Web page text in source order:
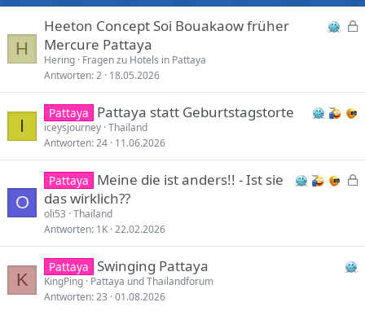
H
e
Heeton Concept Soi Bouakaow früher
Mercure Pattaya
Hering Fragen zu Hotels in Pattaya
Antworten 2 18.05.2026
I
Pattaya Pattaya statt Geburtstagstorte
iceysjourney Thailand
Antworten 24 11.06.2026
O
e
r
Pattaya
Meine die ist anders!! - Ist sie
das wirklich??
oli53 Thailand
Antworten 1K 22.02.2026
K
Pattaya Swinging Pattaya
KingPing Pattaya und Thailandforum
Antworten 23 01.08.2026